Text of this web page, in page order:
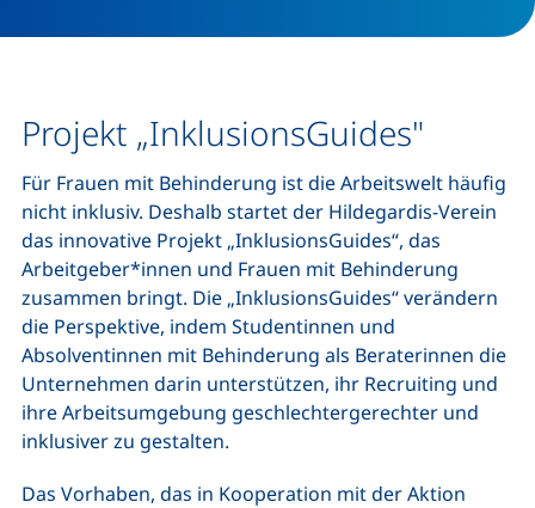
Projekt „InklusionsGuides"
Für Frauen mit Behinderung ist die Arbeitswelt häufig
nicht inklusiv. Deshalb startet der Hildegardis-Verein
das innovative Projekt „InklusionsGuides“, das
Arbeitgeber*innen und Frauen mit Behinderung
zusammen bringt. Die „InklusionsGuides“ verändern
die Perspektive, indem Studentinnen und
Absolventinnen mit Behinderung als Beraterinnen die
Unternehmen darin unterstützen, ihr Recruiting und
ihre Arbeitsumgebung geschlechtergerechter und
inklusiver zu gestalten.
Das Vorhaben, das in Kooperation mit der Aktion